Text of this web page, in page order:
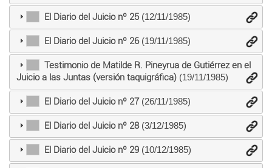
El Diario del Juicio nº 25(12/11/1985)
El Diario del Juicio nº 26(19/11/1985)
Testimonio de Matilde R. Pineyrua de Gutiérrez en el
Juicio a las Juntas (versión taquigráfica)(19/11/1985)
El Diario del Juicio nº 27(26/11/1985)
El Diario del Juicio nº 28(3/12/1985)
El Diario del Juicio nº 29(10/12/1985)